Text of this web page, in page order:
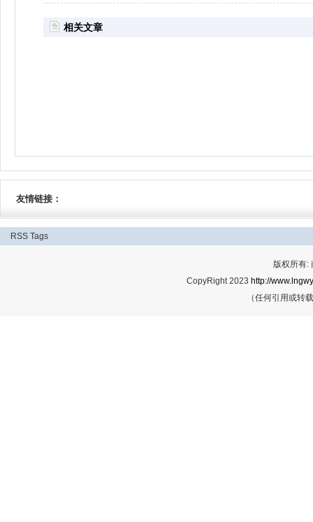
相关文章
友情链接：
RSS Tags
版权所有:
CopyRight 2023 http://
（任何引用或转